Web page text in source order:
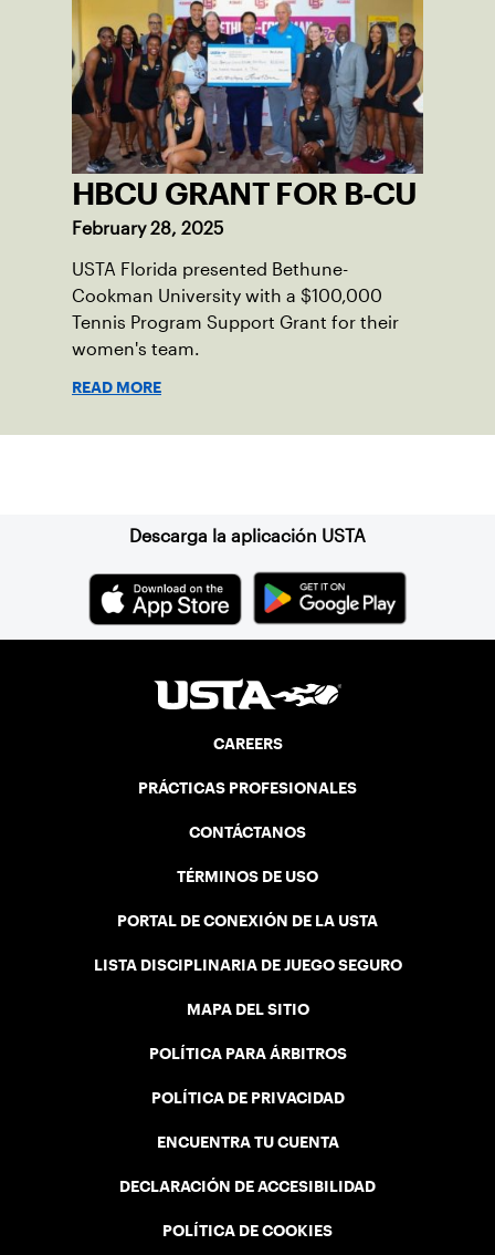
HBCU GRANT FOR B-CU
February 28, 2025
USTA Florida presented Bethune-
Cookman University with a $100,000
Tennis Program Support Grant for their
women's team.
READ MORE
Descarga la aplicación USTA
CAREERS
PRÁCTICAS PROFESIONALES
CONTÁCTANOS
TÉRMINOS DE USO
PORTAL DE CONEXIÓN DE LA USTA
LISTA DISCIPLINARIA DE JUEGO SEGURO
MAPA DEL SITIO
POLÍTICA PARA ÁRBITROS
POLÍTICA DE PRIVACIDAD
ENCUENTRA TU CUENTA
DECLARACIÓN DE ACCESIBILIDAD
POLÍTICA DE COOKIES